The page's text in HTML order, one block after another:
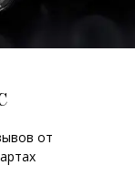
от